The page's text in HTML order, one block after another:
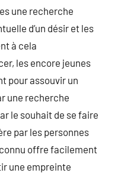
une recherche
d’un désir et les
à cela
les encore jeunes
pour assouvir un
une recherche
le souhait de se faire
par les personnes
offre facilement
une empreinte